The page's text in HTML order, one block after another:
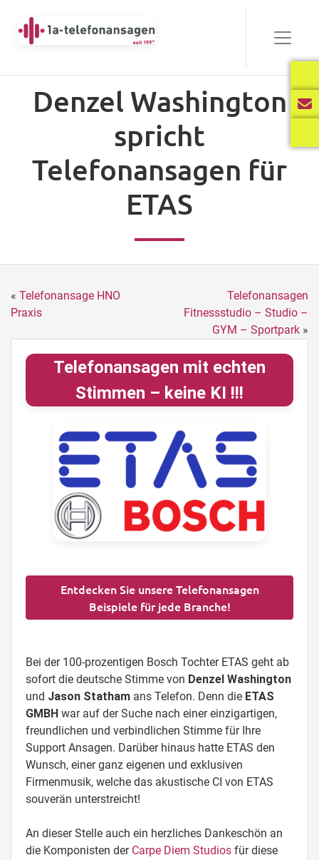
Denzel Washington
spricht
Telefonansagen für
ETAS
« Telefonansage HNO
Praxis
Telefonansagen
Fitnessstudio – Studio –
GYM – Sportpark »
Telefonansagen mit echten
Stimmen – keine KI !!!
Entdecken Sie unsere Telefonansagen
Beispiele für jede Branche!
Bei der 100-prozentigen Bosch Tochter ETAS geht ab
sofort die deutsche Stimme von Denzel Washington
und Jason Statham ans Telefon. Denn die ETAS
GMBH war auf der Suche nach einer einzigartigen,
freundlichen und verbindlichen Stimme für Ihre
Support Ansagen. Darüber hinaus hatte ETAS den
Wunsch, einer ganz eigenen und exklusiven
Firmenmusik, welche das akustische CI von ETAS
souverän unterstreicht!
An dieser Stelle auch ein herzliches Dankeschön an
die Komponisten der Carpe Diem Studios für diese